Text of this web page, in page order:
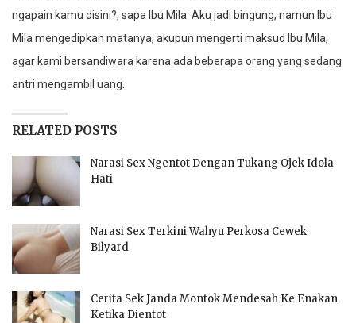
ngapain kamu disini?, sapa Ibu Mila. Aku jadi bingung, namun Ibu
Mila mengedipkan matanya, akupun mengerti maksud Ibu Mila,
agar kami bersandiwara karena ada beberapa orang yang sedang
antri mengambil uang.
RELATED POSTS
Narasi Sex Ngentot Dengan Tukang Ojek Idola
Hati
Narasi Sex Terkini Wahyu Perkosa Cewek
Bilyard
Cerita Sek Janda Montok Mendesah Ke Enakan
Ketika Dientot